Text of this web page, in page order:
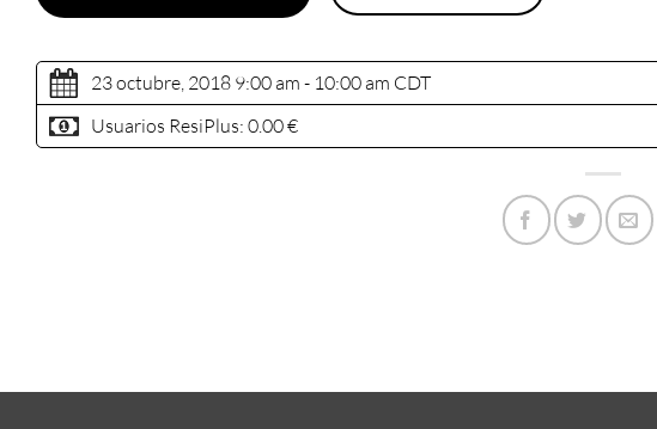
23 octubre, 2018 9:00 am - 10:00 am CDT
Usuarios ResiPlus: 0.00 €